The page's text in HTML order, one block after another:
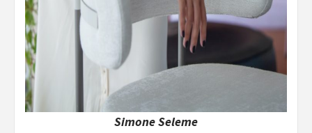
Simone Seleme